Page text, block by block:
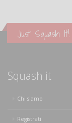
Just Squash It!
Squash.it
Chi siamo
Registrati